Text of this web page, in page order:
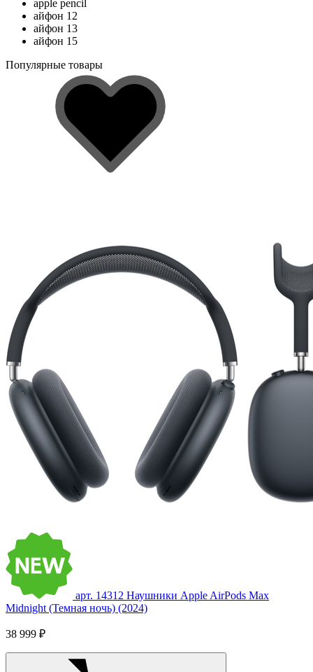
apple pencil
айфон 12
айфон 13
айфон 15
Популярные товары
арт. 14312 Наушники Apple AirPods Max
Midnight (Темная ночь) (2024)
38 999 ₽